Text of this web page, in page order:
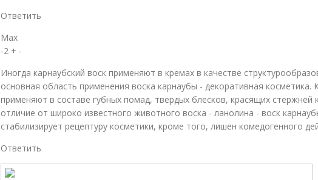
Ответить
Max
-2 + -
Иногда карнаубский воск применяют в кремах в качестве
основная область применения воска карнаубы - декоративная косметика.
применяют в составе губных помад, твердых блесков, красящих стержней
отличие от широко известного животного воска - ланолина - воск
стабилизирует рецептуру косметики, кроме того, лишен комедогенного
Ответить